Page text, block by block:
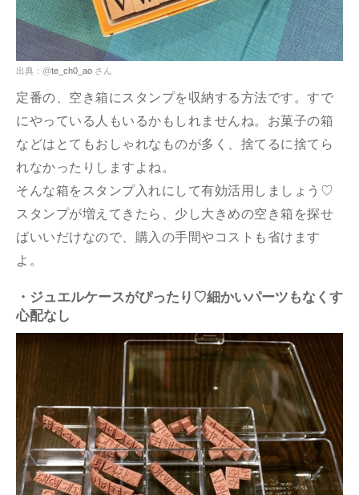
出典：@te_ch0_ao さん
定番の、空き箱にスタンプを収納する方法です。すで
にやっている人もいるかもしれませんね。お菓子の箱
などはとてもおしゃれなものが多く、捨てるに捨てら
れなかったりしますよね。
そんな箱をスタンプ入れにして有効活用しましょう♡
スタンプが増えてきたら、少し大きめの空き箱を探せ
ばいいだけなので、購入の手間やコストも省けます
よ。
・ジュエルケースがぴったり♡細かいパーツもなくす
心配なし